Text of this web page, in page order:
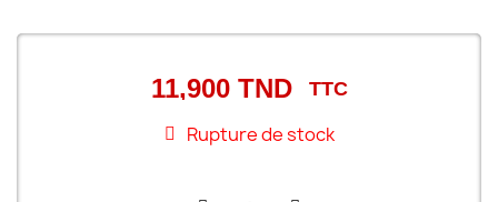
11,900 TND TTC
Rupture de stock